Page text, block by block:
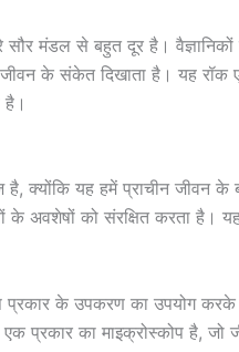
मंडल से बहुत दूर है।
के संकेत दिखाता है। यह रॉक
है।
है, क्योंकि यह हमें प्राचीन जीवन के
के अवशेषों को संरक्षित करता है।
प्रकार के उपकरण का उपयोग
प्रकार का माइक्रोस्कोप है, जो